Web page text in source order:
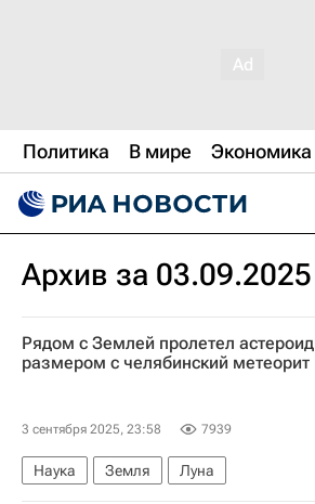
Политика В мире Экономика
Архив за 03.09.2025
Рядом с Землей пролетел астероид
размером с челябинский метеорит
3 сентября 2025, 23:58 7939
Наука Земля
Луна